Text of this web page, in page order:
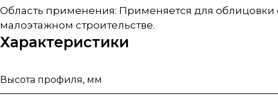
Область применения: Применяется для облицовки
малоэтажном строительстве.
Характеристики
Высота профиля, мм